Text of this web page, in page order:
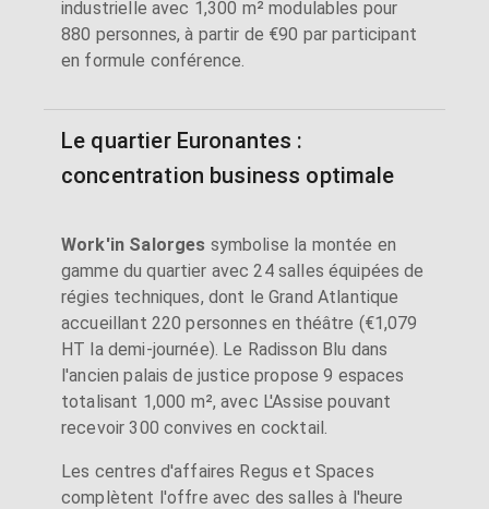
industrielle avec 1,300 m² modulables pour
880 personnes, à partir de €90 par participant
en formule conférence.
Le quartier Euronantes :
concentration business optimale
Work'in Salorges symbolise la montée en
gamme du quartier avec 24 salles équipées de
régies techniques, dont le Grand Atlantique
accueillant 220 personnes en théâtre (€1,079
HT la demi-journée). Le Radisson Blu dans
l'ancien palais de justice propose 9 espaces
totalisant 1,000 m², avec L'Assise pouvant
recevoir 300 convives en cocktail.
Les centres d'affaires Regus et Spaces
complètent l'offre avec des salles à l'heure